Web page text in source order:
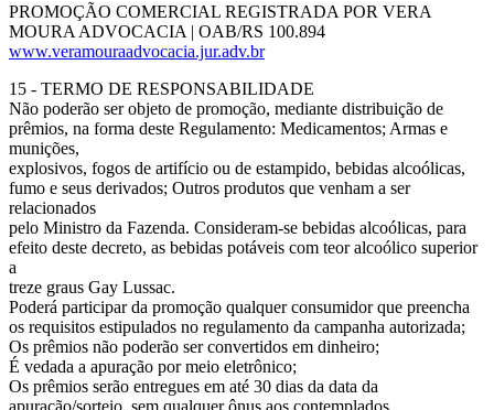
PROMOÇÃO COMERCIAL REGISTRADA POR VERA
MOURA ADVOCACIA | OAB/RS 100.894
www.veramouraadvocacia.jur.adv.br
15 - TERMO DE RESPONSABILIDADE
Não poderão ser objeto de promoção, mediante distribuição de
prêmios, na forma deste Regulamento: Medicamentos; Armas e
munições,
explosivos, fogos de artifício ou de estampido, bebidas alcoólicas,
fumo e seus derivados; Outros produtos que venham a ser
relacionados
pelo Ministro da Fazenda. Consideram-se bebidas alcoólicas, para
efeito deste decreto, as bebidas potáveis com teor alcoólico superior
a
treze graus Gay Lussac.
Poderá participar da promoção qualquer consumidor que preencha
os requisitos estipulados no regulamento da campanha autorizada;
Os prêmios não poderão ser convertidos em dinheiro;
É vedada a apuração por meio eletrônico;
Os prêmios serão entregues em até 30 dias da data da
apuração/sorteio, sem qualquer ônus aos contemplados